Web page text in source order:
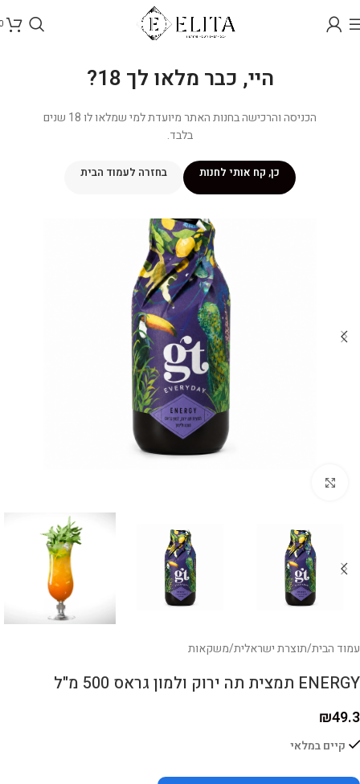
היי, כבר מלאו לך 18?
הכניסה והרכישה בחנות האתר מיועדת למי שמלאו לו 18 שנים
בלבד.
כן, קח אותי לחנות בחזרה לעמוד הבית
עמוד הבית/תוצרת ישראלית/משקאות
ENERGY תמצית תה ירוק ולמון גראס 500 מ"ל
₪49.3
קיים במלאי